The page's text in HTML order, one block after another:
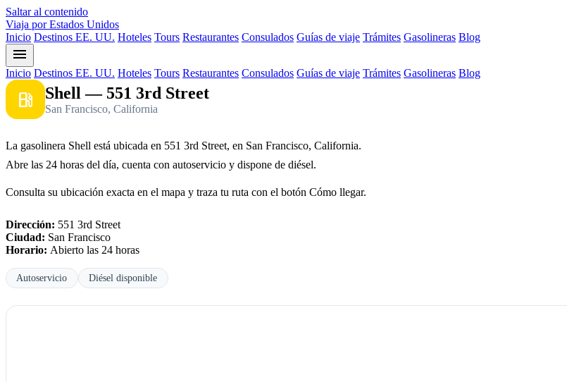
Saltar al contenido
Viaja por Estados Unidos
Inicio Destinos EE. UU. Hoteles Tours Restaurantes Consulados Guías de viaje Trámites Gasolineras Blog
menu
Inicio Destinos EE. UU. Hoteles Tours Restaurantes Consulados Guías de viaje Trámites Gasolineras Blog
local_gas_station Shell — 551 3rd Street
San Francisco, California
La gasolinera Shell está ubicada en 551 3rd Street, en San Francisco, California.
Abre las 24 horas del día, cuenta con autoservicio y dispone de diésel.
Consulta su ubicación exacta en el mapa y traza tu ruta con el botón Cómo llegar.
Dirección: 551 3rd Street
Ciudad: San Francisco
Horario: Abierto las 24 horas
Autoservicio Diésel disponible